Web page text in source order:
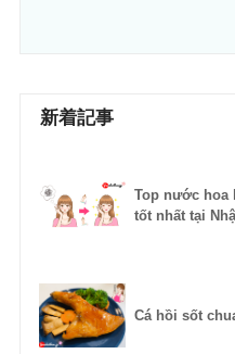
新着記事
Top nước hoa
tốt nhất tại
Cá hồi sốt